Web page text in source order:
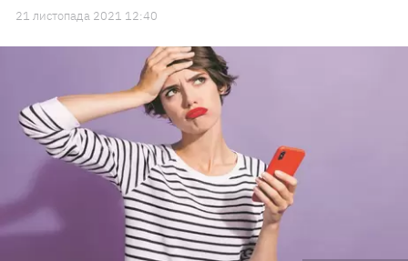
21 листопада 2021 12:40